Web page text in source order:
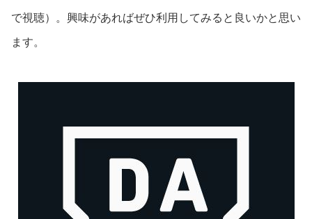
で視聴）。興味があればぜひ利用してみると良いかと思い
ます。